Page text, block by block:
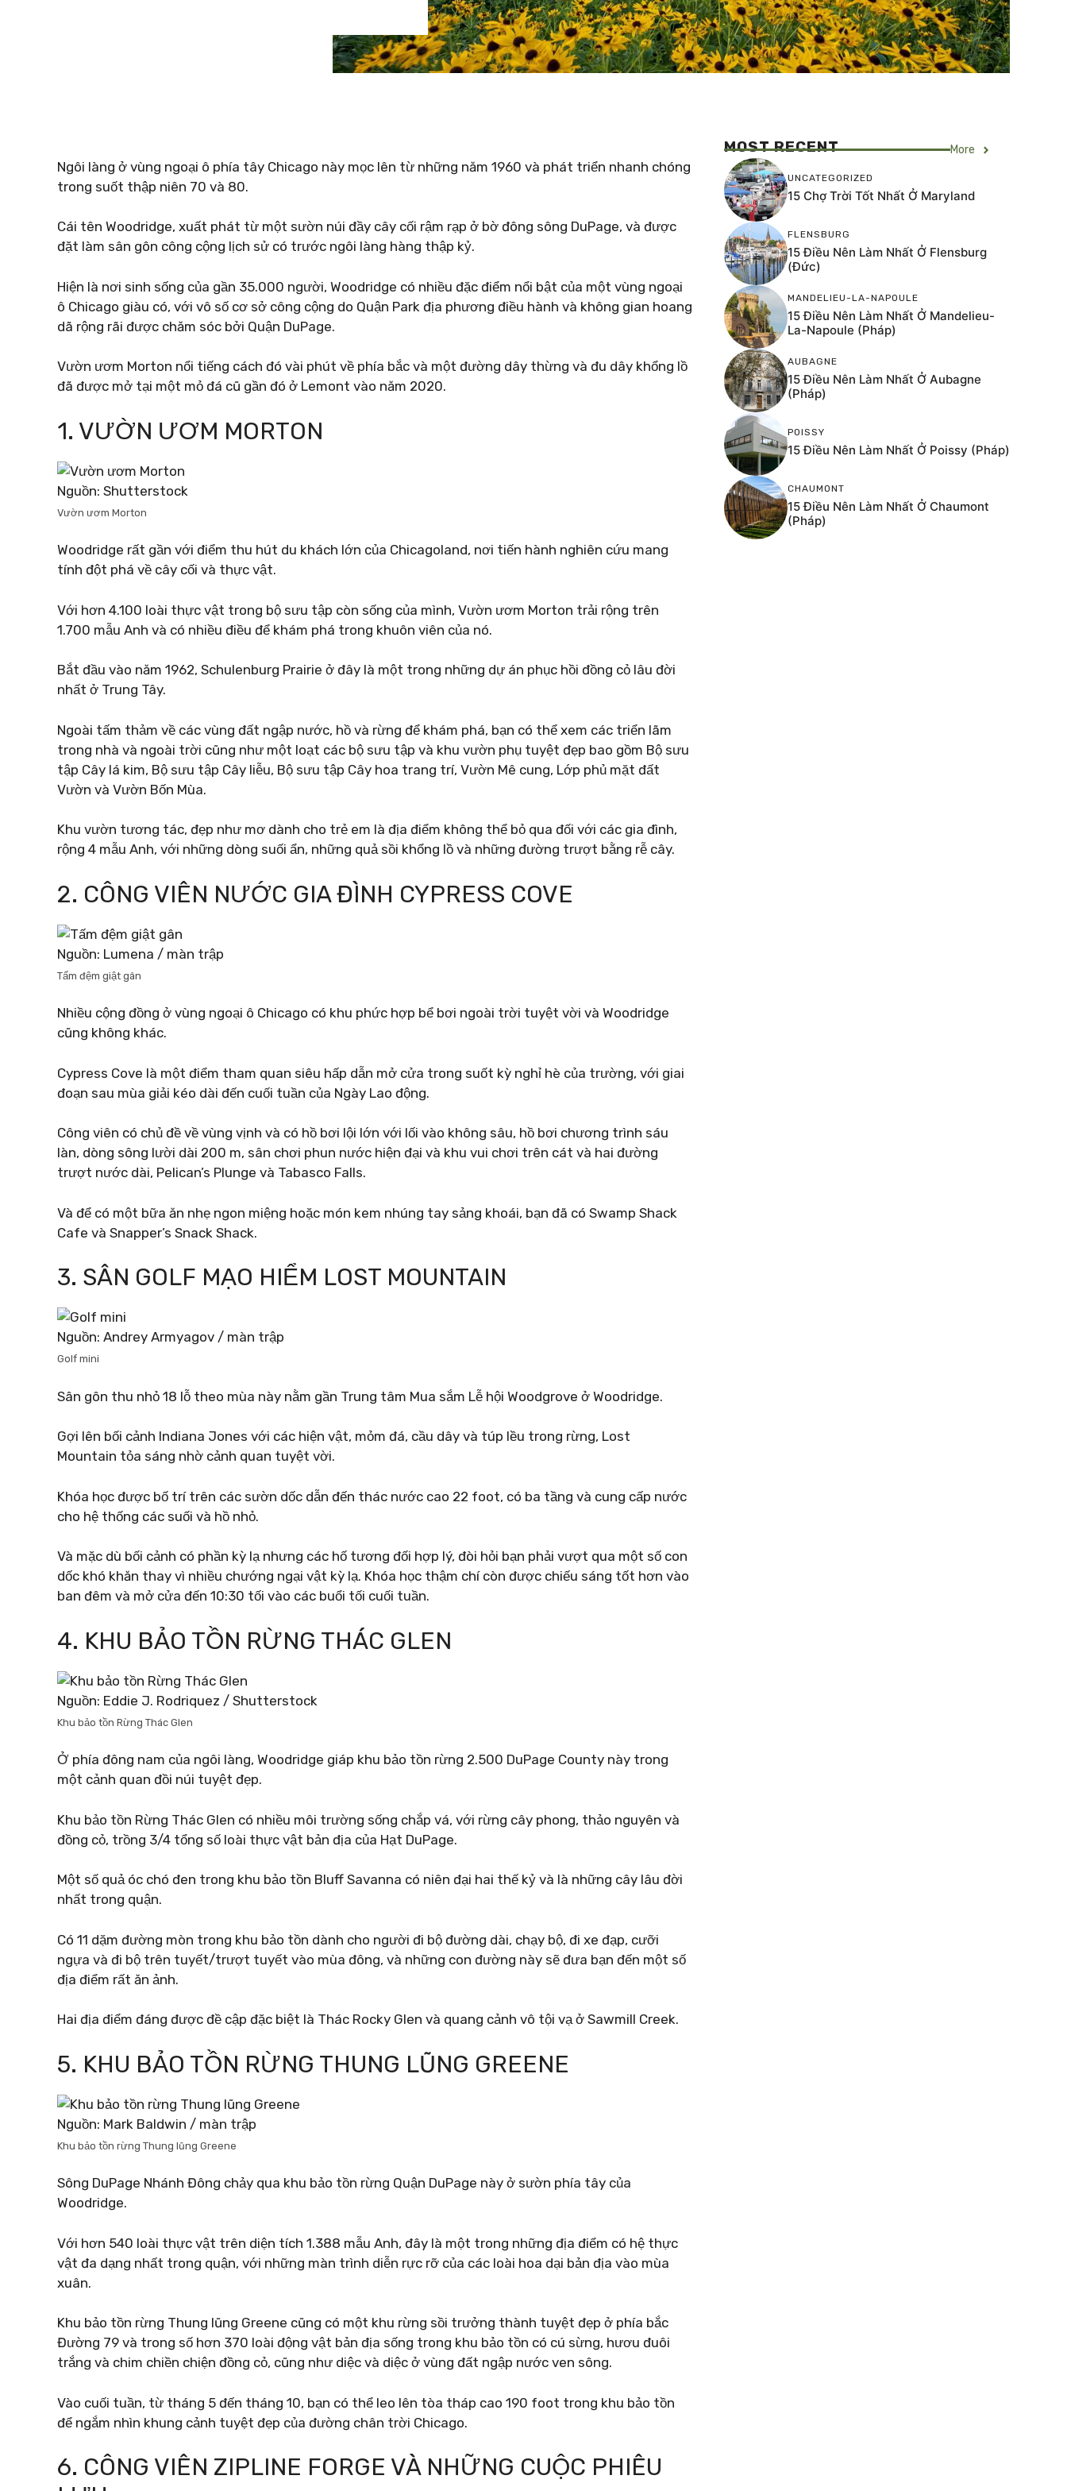
Ngôi làng ở vùng ngoại ô phía tây Chicago này mọc lên từ những năm 1960 và phát triển nhanh chóng
trong suốt thập niên 70 và 80.
Cái tên Woodridge, xuất phát từ một sườn núi đầy cây cối rậm rạp ở bờ đông sông DuPage, và được
đặt làm sân gôn công cộng lịch sử có trước ngôi làng hàng thập kỷ.
Hiện là nơi sinh sống của gần 35.000 người, Woodridge có nhiều đặc điểm nổi bật của một vùng ngoại
ô Chicago giàu có, với vô số cơ sở công cộng do Quận Park địa phương điều hành và không gian hoang
dã rộng rãi được chăm sóc bởi Quận DuPage.
Vườn ươm Morton nổi tiếng cách đó vài phút về phía bắc và một đường dây thừng và đu dây khổng lồ
đã được mở tại một mỏ đá cũ gần đó ở Lemont vào năm 2020.
1. VƯỜN ƯƠM MORTON
Nguồn: Shutterstock
Vườn ươm Morton
Woodridge rất gần với điểm thu hút du khách lớn của Chicagoland, nơi tiến hành nghiên cứu mang
tính đột phá về cây cối và thực vật.
Với hơn 4.100 loài thực vật trong bộ sưu tập còn sống của mình, Vườn ươm Morton trải rộng trên
1.700 mẫu Anh và có nhiều điều để khám phá trong khuôn viên của nó.
Bắt đầu vào năm 1962, Schulenburg Prairie ở đây là một trong những dự án phục hồi đồng cỏ lâu đời
nhất ở Trung Tây.
Ngoài tấm thảm về các vùng đất ngập nước, hồ và rừng để khám phá, bạn có thể xem các triển lãm
trong nhà và ngoài trời cũng như một loạt các bộ sưu tập và khu vườn phụ tuyệt đẹp bao gồm Bộ sưu
tập Cây lá kim, Bộ sưu tập Cây liễu, Bộ sưu tập Cây hoa trang trí, Vườn Mê cung, Lớp phủ mặt đất
Vườn và Vườn Bốn Mùa.
Khu vườn tương tác, đẹp như mơ dành cho trẻ em là địa điểm không thể bỏ qua đối với các gia đình,
rộng 4 mẫu Anh, với những dòng suối ẩn, những quả sồi khổng lồ và những đường trượt bằng rễ cây.
2. CÔNG VIÊN NƯỚC GIA ĐÌNH CYPRESS COVE
Nguồn: Lumena / màn trập
Tấm đệm giật gân
Nhiều cộng đồng ở vùng ngoại ô Chicago có khu phức hợp bể bơi ngoài trời tuyệt vời và Woodridge
cũng không khác.
Cypress Cove là một điểm tham quan siêu hấp dẫn mở cửa trong suốt kỳ nghỉ hè của trường, với giai
đoạn sau mùa giải kéo dài đến cuối tuần của Ngày Lao động.
Công viên có chủ đề về vùng vịnh và có hồ bơi lội lớn với lối vào không sâu, hồ bơi chương trình sáu
làn, dòng sông lười dài 200 m, sân chơi phun nước hiện đại và khu vui chơi trên cát và hai đường
trượt nước dài, Pelican’s Plunge và Tabasco Falls.
Và để có một bữa ăn nhẹ ngon miệng hoặc món kem nhúng tay sảng khoái, bạn đã có Swamp Shack
Cafe và Snapper’s Snack Shack.
3. SÂN GOLF MẠO HIỂM LOST MOUNTAIN
Nguồn: Andrey Armyagov / màn trập
Golf mini
Sân gôn thu nhỏ 18 lỗ theo mùa này nằm gần Trung tâm Mua sắm Lễ hội Woodgrove ở Woodridge.
Gợi lên bối cảnh Indiana Jones với các hiện vật, mỏm đá, cầu dây và túp lều trong rừng, Lost
Mountain tỏa sáng nhờ cảnh quan tuyệt vời.
Khóa học được bố trí trên các sườn dốc dẫn đến thác nước cao 22 foot, có ba tầng và cung cấp nước
cho hệ thống các suối và hồ nhỏ.
Và mặc dù bối cảnh có phần kỳ lạ nhưng các hố tương đối hợp lý, đòi hỏi bạn phải vượt qua một số con
dốc khó khăn thay vì nhiều chướng ngại vật kỳ lạ. Khóa học thậm chí còn được chiếu sáng tốt hơn vào
ban đêm và mở cửa đến 10:30 tối vào các buổi tối cuối tuần.
4. KHU BẢO TỒN RỪNG THÁC GLEN
Nguồn: Eddie J. Rodriquez / Shutterstock
Khu bảo tồn Rừng Thác Glen
Ở phía đông nam của ngôi làng, Woodridge giáp khu bảo tồn rừng 2.500 DuPage County này trong
một cảnh quan đồi núi tuyệt đẹp.
Khu bảo tồn Rừng Thác Glen có nhiều môi trường sống chắp vá, với rừng cây phong, thảo nguyên và
đồng cỏ, trồng 3/4 tổng số loài thực vật bản địa của Hạt DuPage.
Một số quả óc chó đen trong khu bảo tồn Bluff Savanna có niên đại hai thế kỷ và là những cây lâu đời
nhất trong quận.
Có 11 dặm đường mòn trong khu bảo tồn dành cho người đi bộ đường dài, chạy bộ, đi xe đạp, cưỡi
ngựa và đi bộ trên tuyết/trượt tuyết vào mùa đông, và những con đường này sẽ đưa bạn đến một số
địa điểm rất ăn ảnh.
Hai địa điểm đáng được đề cập đặc biệt là Thác Rocky Glen và quang cảnh vô tội vạ ở Sawmill Creek.
5. KHU BẢO TỒN RỪNG THUNG LŨNG GREENE
Nguồn: Mark Baldwin / màn trập
Khu bảo tồn rừng Thung lũng Greene
Sông DuPage Nhánh Đông chảy qua khu bảo tồn rừng Quận DuPage này ở sườn phía tây của
Woodridge.
Với hơn 540 loài thực vật trên diện tích 1.388 mẫu Anh, đây là một trong những địa điểm có hệ thực
vật đa dạng nhất trong quận, với những màn trình diễn rực rỡ của các loài hoa dại bản địa vào mùa
xuân.
Khu bảo tồn rừng Thung lũng Greene cũng có một khu rừng sồi trưởng thành tuyệt đẹp ở phía bắc
Đường 79 và trong số hơn 370 loài động vật bản địa sống trong khu bảo tồn có cú sừng, hươu đuôi
trắng và chim chiền chiện đồng cỏ, cũng như diệc và diệc ở vùng đất ngập nước ven sông.
Vào cuối tuần, từ tháng 5 đến tháng 10, bạn có thể leo lên tòa tháp cao 190 foot trong khu bảo tồn
để ngắm nhìn khung cảnh tuyệt đẹp của đường chân trời Chicago.
6. CÔNG VIÊN ZIPLINE FORGE VÀ NHỮNG CUỘC PHIÊU
MOST RECENT More
UNCATEGORIZED
15 Chợ Trời Tốt Nhất Ở Maryland
FLENSBURG
15 Điều Nên Làm Nhất Ở Flensburg
(Đức)
MANDELIEU-LA-NAPOULE
15 Điều Nên Làm Nhất Ở Mandelieu-
La-Napoule (Pháp)
AUBAGNE
15 Điều Nên Làm Nhất Ở Aubagne
(Pháp)
POISSY
15 Điều Nên Làm Nhất Ở Poissy (Pháp)
CHAUMONT
15 Điều Nên Làm Nhất Ở Chaumont
(Pháp)